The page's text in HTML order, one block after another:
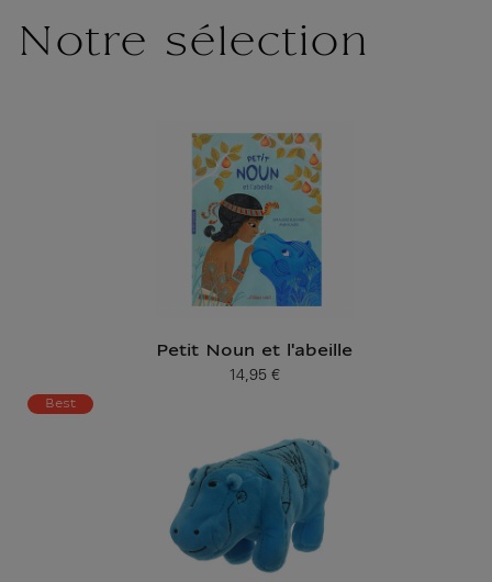
Notre sélection
Petit Noun et l'abeille
Prix ​​actuel
14,95 €
Best